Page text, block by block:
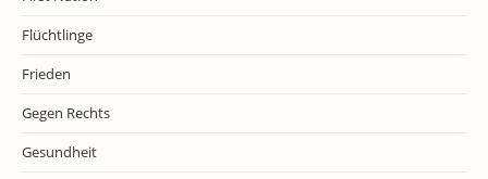
Flüchtlinge
Frieden
Gegen Rechts
Gesundheit